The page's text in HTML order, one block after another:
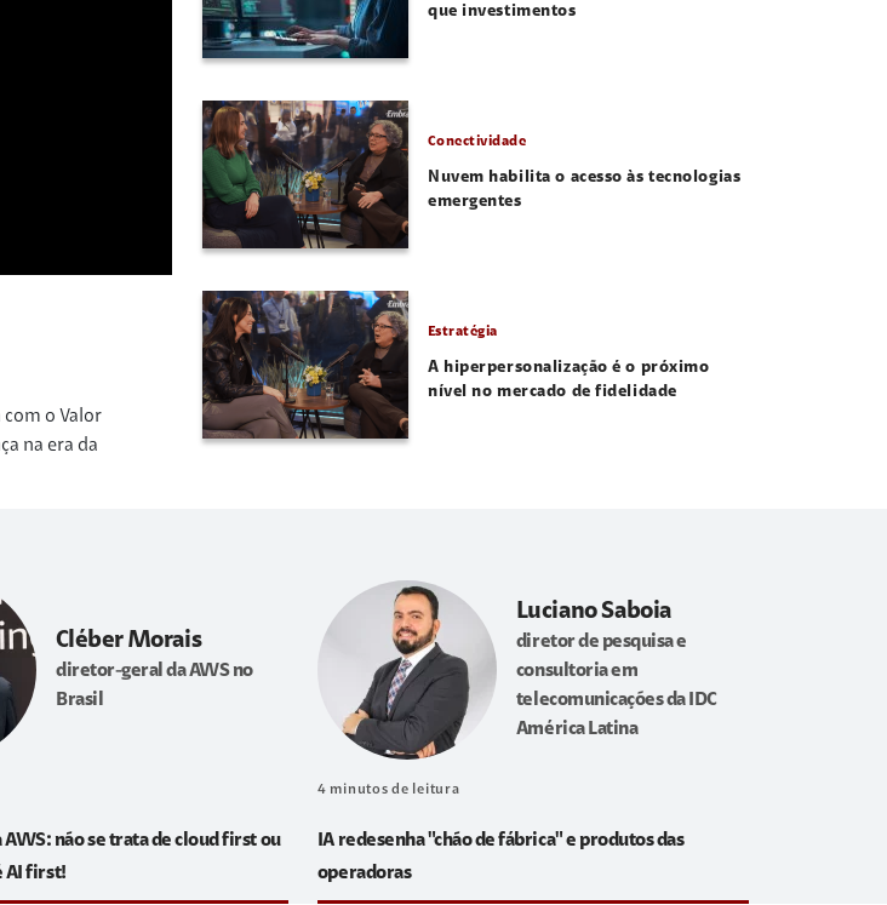
o Valor
na era da
que investimentos
Conectividade
Nuvem habilita o acesso às tecnologias
emergentes
Estratégia
A hiperpersonalização é o próximo
nível no mercado de fidelidade
Cléber Morais
diretor-geral da AWS no
Brasil
não se trata de cloud first ou
AI first!
Luciano Saboia
diretor de pesquisa e
consultoria em
telecomunicações da IDC
América Latina
4 minutos de leitura
IA redesenha "chão de fábrica" e produtos das
operadoras